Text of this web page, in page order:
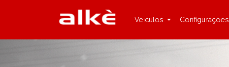
Veiculos Configurações